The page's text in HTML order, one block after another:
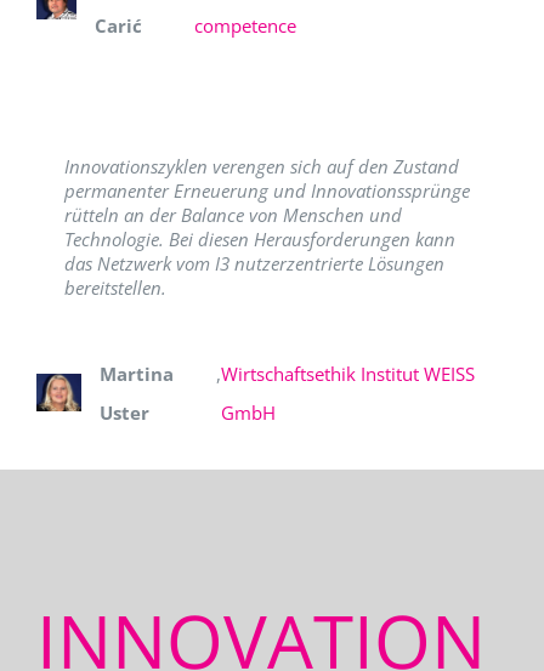
Carić
competence
Innovationszyklen verengen sich auf den Zustand
permanenter Erneuerung und Innovationssprünge
rütteln an der Balance von Menschen und
Technologie. Bei diesen Herausforderungen kann
das Netzwerk vom I3 nutzerzentrierte Lösungen
bereitstellen.
Martina
Uster
,Wirtschaftsethik Institut WEISS
GmbH
INNOVATION